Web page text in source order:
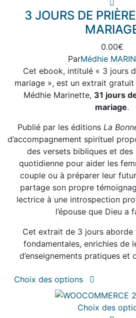
variations.
Les
options
peuvent
être
choisies
sur
la
page
produit
3 JOURS DE
0.00€
ParMédhie
Cet ebook, intitulé « 3 jours
mariage », est un extrait
Médhie Marinette, 31 jours
mariage.
Publié par les éditions La
d’accompagnement spirituel
des versets bibliques et
quotidienne pour aider les
couple ou à préparer leur
partage son propre
lectrice à une introspection
l’épouse que Dieu a
Cet extrait de 3 jours
fondamentales, enrichies de
d’enseignements pratiques et
Choix des options
Ce
a
plusieurs
Choix des